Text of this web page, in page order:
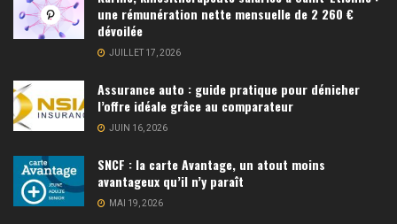
une rémunération nette mensuelle de 2 260 €
dévoilée
JUILLET 17, 2026
Assurance auto : guide pratique pour dénicher
l’offre idéale grâce au comparateur
JUIN 16, 2026
SNCF : la carte Avantage, un atout moins
avantageux qu’il n’y paraît
MAI 19, 2026